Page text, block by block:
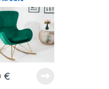
Swing »
€